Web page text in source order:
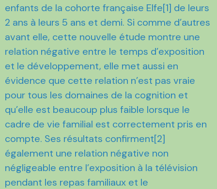
enfants de la cohorte française Elfe[1] de leurs
2 ans à leurs 5 ans et demi. Si comme d’autres
avant elle, cette nouvelle étude montre une
relation négative entre le temps d’exposition
et le développement, elle met aussi en
évidence que cette relation n’est pas vraie
pour tous les domaines de la cognition et
qu’elle est beaucoup plus faible lorsque le
cadre de vie familial est correctement pris en
compte. Ses résultats confirment[2]
également une relation négative non
négligeable entre l’exposition à la télévision
pendant les repas familiaux et le